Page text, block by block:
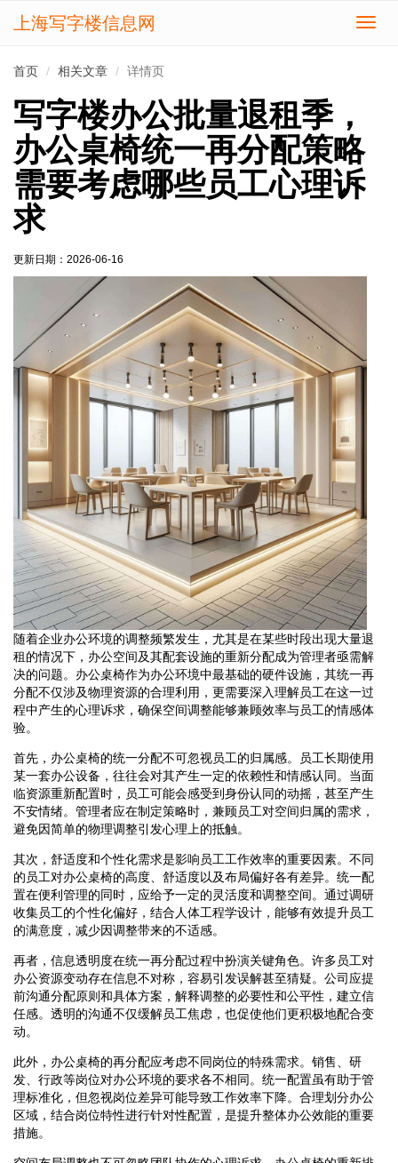
切
上海写字楼信息网
首页 相关文章 详情页
写字楼办公批量退租季，
办公桌椅统一再分配策略
需要考虑哪些员工心理诉
求
更新日期： 2026-06-16
随着企业办公环境的调整频繁发生，尤其是在某些时段出现大量退
租的情况下，办公空间及其配套设施的重新分配成为管理者亟需解
决的问题。办公桌椅作为办公环境中最基础的硬件设施，其统一再
分配不仅涉及物理资源的合理利用，更需要深入理解员工在这一过
程中产生的心理诉求，确保空间调整能够兼顾效率与员工的情感体
验。
首先，办公桌椅的统一分配不可忽视员工的归属感。员工长期使用
某一套办公设备，往往会对其产生一定的依赖性和情感认同。当面
临资源重新配置时，员工可能会感受到身份认同的动摇，甚至产生
不安情绪。管理者应在制定策略时，兼顾员工对空间归属的需求，
避免因简单的物理调整引发心理上的抵触。
其次，舒适度和个性化需求是影响员工工作效率的重要因素。不同
的员工对办公桌椅的高度、舒适度以及布局偏好各有差异。统一配
置在便利管理的同时，应给予一定的灵活度和调整空间。通过调研
收集员工的个性化偏好，结合人体工程学设计，能够有效提升员工
的满意度，减少因调整带来的不适感。
再者，信息透明度在统一再分配过程中扮演关键角色。许多员工对
办公资源变动存在信息不对称，容易引发误解甚至猜疑。公司应提
前沟通分配原则和具体方案，解释调整的必要性和公平性，建立信
任感。透明的沟通不仅缓解员工焦虑，也促使他们更积极地配合变
动。
此外，办公桌椅的再分配应考虑不同岗位的特殊需求。销售、研
发、行政等岗位对办公环境的要求各不相同。统一配置虽有助于管
理标准化，但忽视岗位差异可能导致工作效率下降。合理划分办公
区域，结合岗位特性进行针对性配置，是提升整体办公效能的重要
措施。